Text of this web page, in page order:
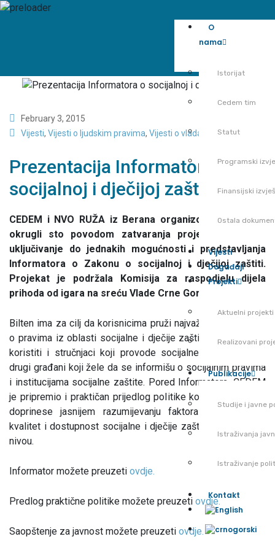
O
nama
Istorijat
Cedem tim
Statut
Programski
Finansijski
Ostala
Vijesti
Događaji
Projekti
Aktuelni projekti
Realizovani
Publikacije
Studije i javne
Istraživanja
Istraživanje
Kontakt
February 3, 2015
Vijesti, Vijesti o ljudskim pravima, Vijesti o vladavini prava
Prezentacija Informatora o
socijalnoj i dječijoj zaštiti
CEDEM i NVO RUŽA iz Berana organizovali su danas
okrugli sto povodom zatvaranja projekta Socijalno
uključivanje do jednakih mogućnosti i predstavljanja
Informatora o Zakonu o socijalnoj i dječijoj zaštiti.
Projekat je podržala Komisija za raspodjelu dijela
prihoda od igara na sreću Vlade Crne Gore.
Bilten ima za cilj da korisnicima pruži najvažnije informacije
o pravima iz oblasti socijalne i dječije zaštite. Bilten mogu
koristiti i stručnjaci koji provode socijalne politike, kao i
drugi građani koji žele da se informišu o socijalnim pravima
i institucijama socijalne zaštite. Pored Informatora, CEDEM
je pripremio i praktičan prijedlog politike koji ima za cilj da
doprinese jasnijem razumijevanju faktora koji utiču na
kvalitet i dostupnost socijalne i dječije zaštite na lokalnom
nivou.
Informator možete preuzeti ovdje.
Predlog praktične politike možete preuzeti ovdje.
Saopštenje za javnost možete preuzeti ovdje.